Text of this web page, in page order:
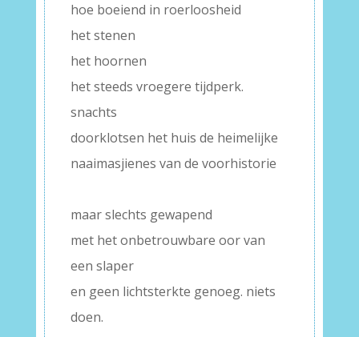
hoe boeiend in roerloosheid
het stenen
het hoornen
het steeds vroegere tijdperk.
snachts
doorklotsen het huis de heimelijke
naaimasjienes van de voorhistorie
maar slechts gewapend
met het onbetrouwbare oor van
een slaper
en geen lichtsterkte genoeg. niets
doen.